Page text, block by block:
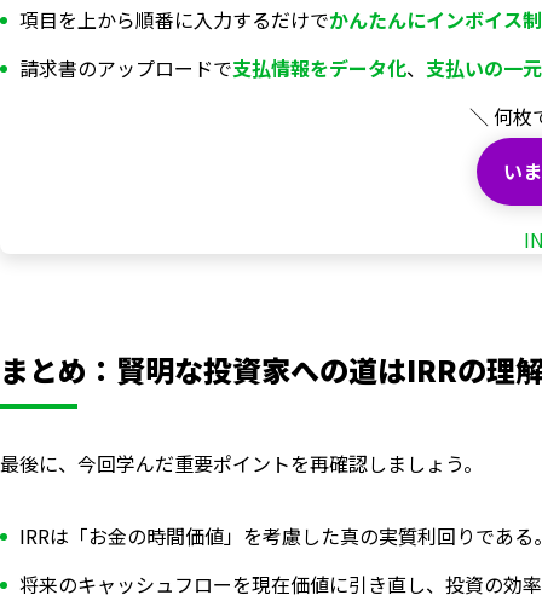
項目を上から順番に入力するだけでかんたんにインボイス
請求書のアップロードで支払情報をデータ化、 支払いの一
＼ 何枚
い
まとめ：賢明な投資家への道はIRRの理
最後に、今回学んだ重要ポイントを再確認しましょう。
IRRは「お金の時間価値」を考慮した真の実質利回りである
将来のキャッシュフローを現在価値に引き直し、投資の効